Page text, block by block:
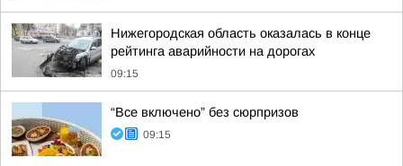
Нижегородская область оказалась в конце
рейтинга аварийности на дорогах
09:15
“Все включено” без сюрпризов
09:15